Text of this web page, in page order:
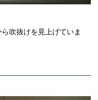
吹抜けを見上げていま